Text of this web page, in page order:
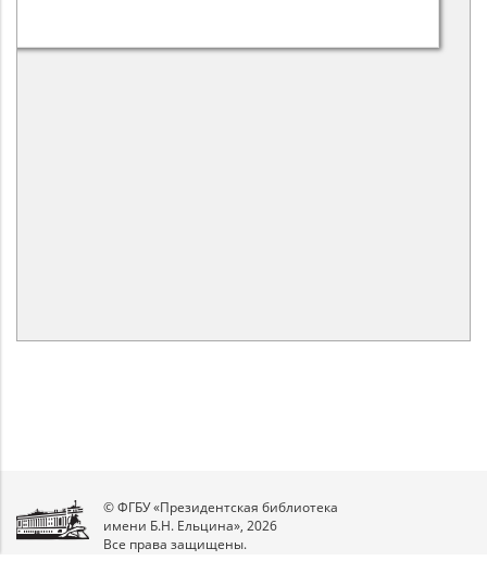
© ФГБУ «Президентская библиотека
имени Б.Н. Ельцина», 2026
Все права защищены.